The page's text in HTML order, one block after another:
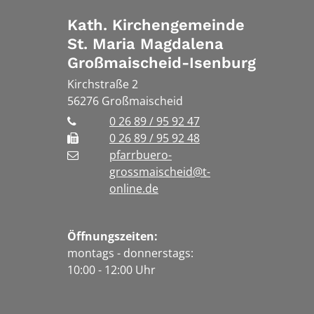
Kath. Kirchengemeinde
St. Maria Magdalena
Großmaischeid-Isenburg
Kirchstraße 2
56276 Großmaischeid
0 26 89 / 95 92 47
0 26 89 / 95 92 48
pfarrbuero-
grossmaischeid@t-
online.de
Öffnungszeiten:
montags - donnerstags:
10:00 - 12:00 Uhr